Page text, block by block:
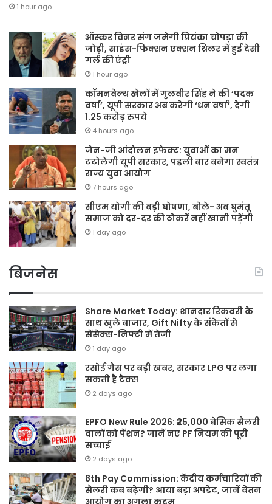
1 hour ago
ऑस्कर विनर संग जमेगी प्रियंका चोपड़ा की
जोड़ी, साइंस-फिक्शन एक्शन थ्रिलर में हुई देसी
गर्ल की एंट्री
1 hour ago
कॉमनवेल्थ खेलों में गुलवीर सिंह ने की ‘पदक
वर्षा’, यूपी सरकार अब करेगी ‘धन वर्षा’, देगी
1.25 करोड़ रुपये
4 hours ago
जेन-जी आंदोलन इफेक्ट: युवाओं का मन
टटोलेगी यूपी सरकार, पहली बार बनेगा स्वतंत्र
राज्य युवा आयोग
7 hours ago
सीएम योगी की बड़ी घोषणा, बोले- अब घुमंतू
समाज को दर-दर की ठोकरें नहीं खानी पड़ेंगी
1 day ago
बिजनेस
Share Market Today: शानदार रिकवरी के
साथ खुले बाजार, Gift Nifty के संकेतों से
सेंसेक्स-निफ्टी में तेजी
1 day ago
रसोई गैस पर बड़ी खबर, सरकार LPG पर लगा
सकती है टैक्स
2 days ago
EPFO New Rule 2026: ₹25,000 बेसिक सैलरी
वालों को पेंशन? जानें नए PF नियम की पूरी
सच्चाई
2 days ago
8th Pay Commission: केंद्रीय कर्मचारियों की
सैलरी कब बढ़ेगी? आया बड़ा अपडेट, जानें वेतन